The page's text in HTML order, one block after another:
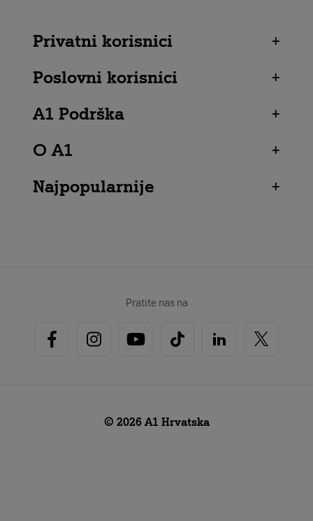
Privatni korisnici
+
Poslovni korisnici
+
A1 Podrška
+
O A1
+
Najpopularnije
+
Pratite nas na
© 2026 A1 Hrvatska